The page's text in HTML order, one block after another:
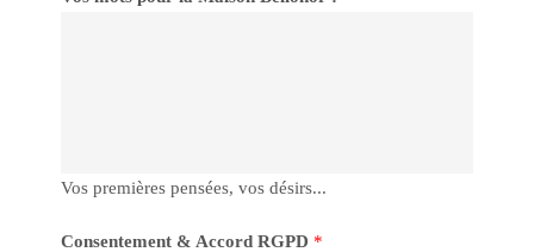
Vos premières pensées, vos désirs...
Consentement & Accord RGPD *